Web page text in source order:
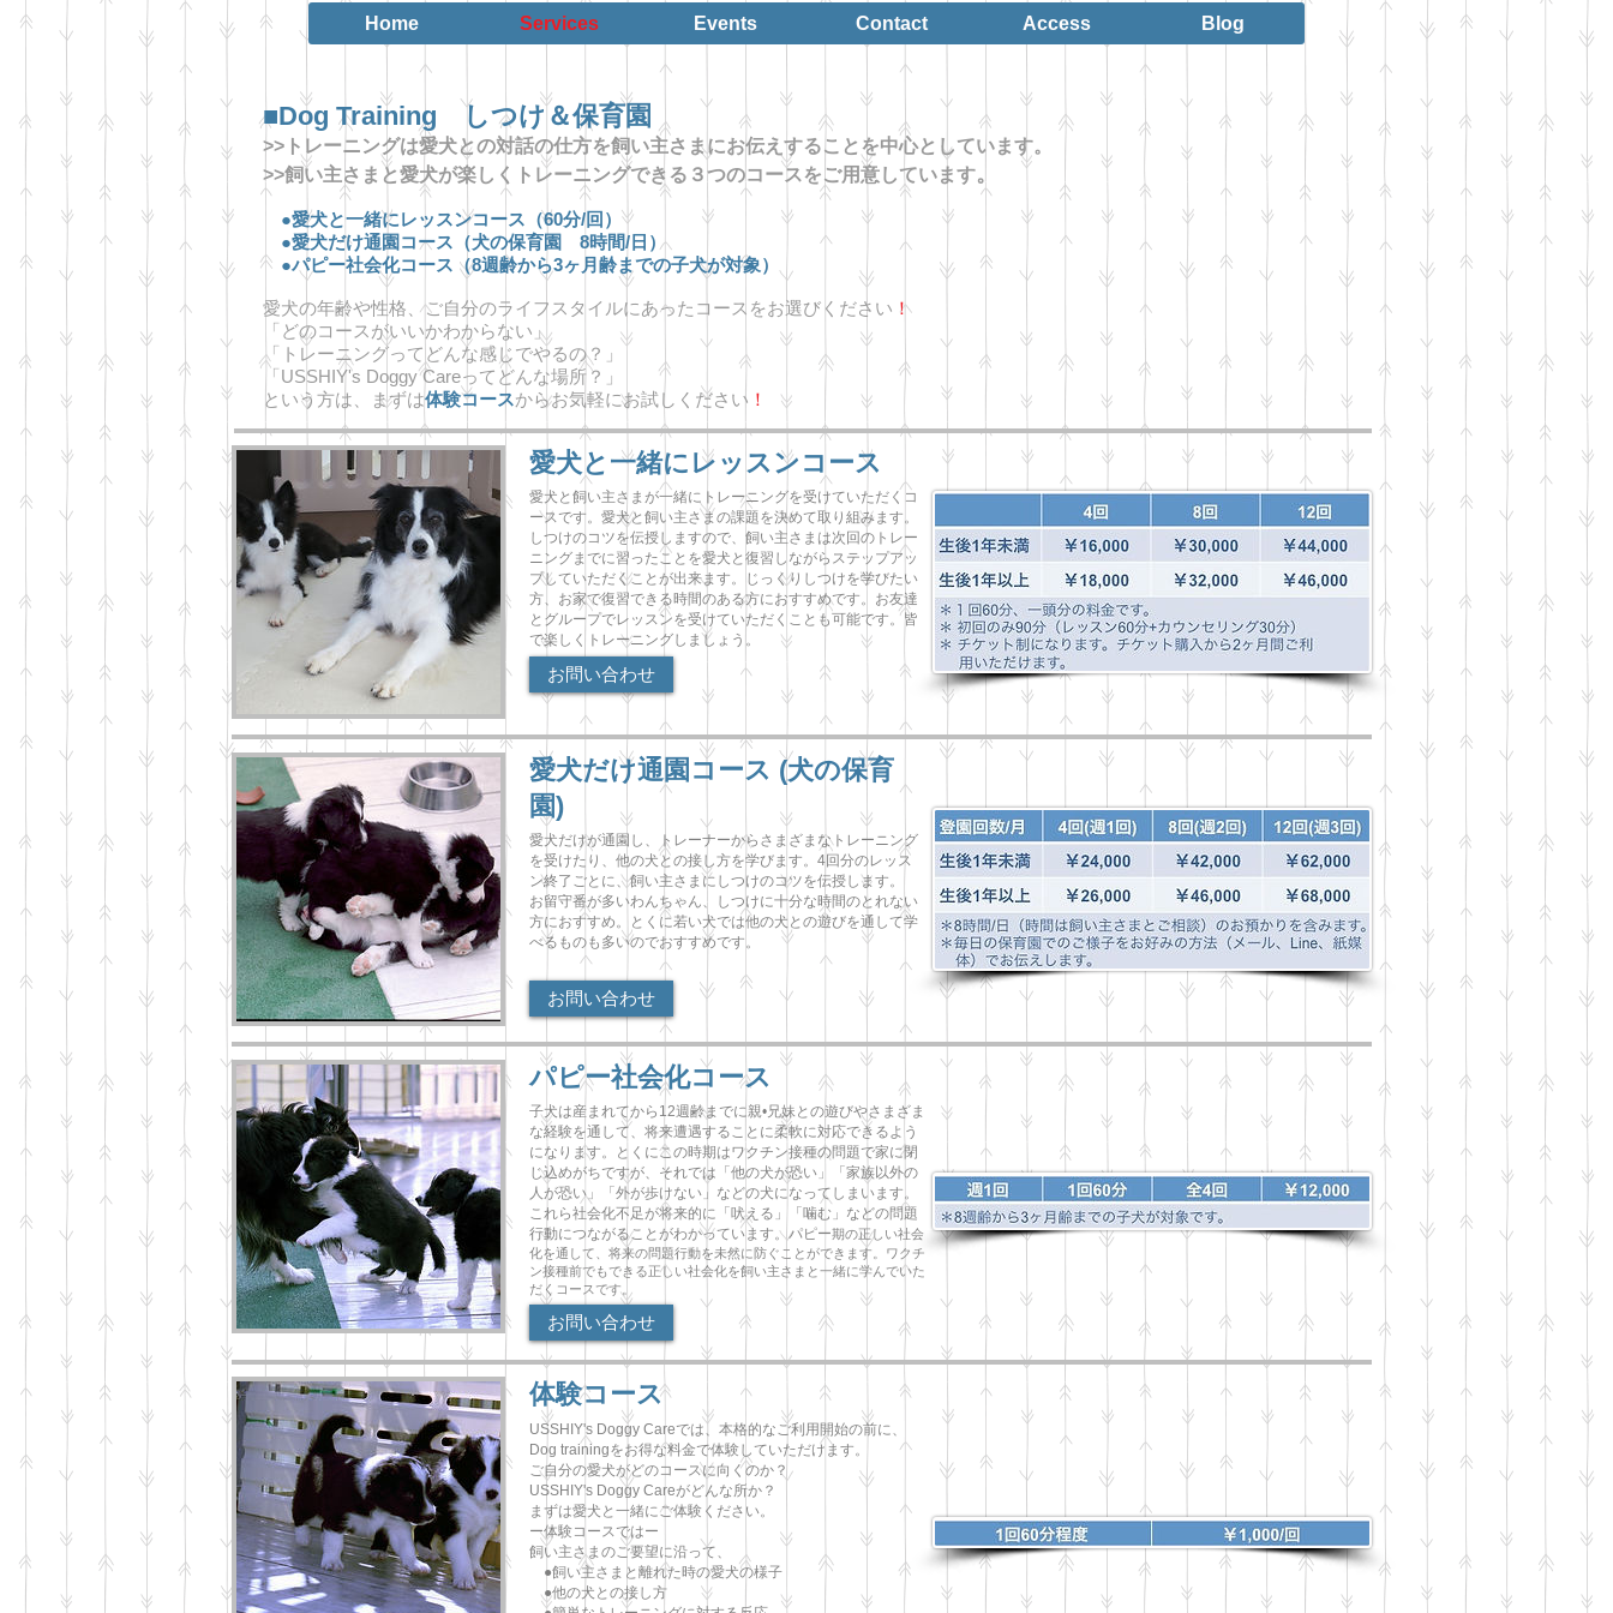
Home Services Events Contact Access Blog
■Dog Training しつけ＆保育園
>>トレーニングは愛犬との対話の仕方を飼い主さまにお伝えすることを中心としています。
>>飼い主さまと愛犬が楽しくトレーニングできる３つのコースをご用意しています。
●愛犬と一緒にレッスンコース（60分/回）
●愛犬だけ通園コース（犬の保育園 8時間/日）
●パピー社会化コース（8週齢から3ヶ月齢までの子犬が対象）
愛犬の年齢や性格、ご自分のライフスタイルにあったコースをお選びください ！
「どのコースがいいかわからない」
「トレーニングってどんな感じでやるの？」
「USSHIY's Doggy Careってどんな場所？」
という方は、まずは体験コースからお気軽にお試しください ！
愛犬と一緒にレッスンコース
愛犬と飼い主さまが一緒にトレーニングを受けていただくコ
ースです。愛犬と飼い主さまの課題を決めて取り組みます。
しつけのコツを伝授しますので、飼い主さまは次回のトレー
ニングまでに習ったことを愛犬と復習しながらステップアッ
プしていただくことが出来ます。じっくりしつけを学びたい
方、お家で復習できる時間のある方におすすめです。お友達
とグループでレッスンを受けていただくことも可能です。皆
で楽しくトレーニングしましょう。
お問い合わせ
愛犬だけ通園コース (犬の保育
園)
愛犬だけが通園し、トレーナーからさまざまなトレーニング
を受けたり、他の犬との接し方を学びます。4回分のレッス
ン終了ごとに、飼い主さまにしつけのコツを伝授します。
お留守番が多いわんちゃん、しつけに十分な時間のとれない
方におすすめ。とくに若い犬では他の犬との遊びを通して学
べるものも多いのでおすすめです。
お問い合わせ
パピー社会化コース
子犬は産まれてから12週齢までに親•兄妹との遊びやさまざま
な経験を通して、将来遭遇することに柔軟に対応できるよう
になります。とくにこの時期はワクチン接種の問題で家に閉
じ込めがちですが、それでは「他の犬が恐い」「家族以外の
人が恐い」「外が歩けない」などの犬になってしまいます。
これら社会化不足が将来的に「吠える」「噛む」などの問題
行動につながることがわかっています。パピー期の正しい社会
化を通して、将来の問題行動を未然に防ぐことができます。ワクチ
ン接種前でもできる正しい社会化を飼い主さまと一緒に学んでいた
だくコースです。
お問い合わせ
体験コース
USSHIY's Doggy Careでは、本格的なご利用開始の前に、
Dog trainingをお得な料金で体験していただけます。
ご自分の愛犬がどのコースに向くのか？
USSHIY's Doggy Careがどんな所か？
まずは愛犬と一緒にご体験ください。
ー体験コースではー
飼い主さまのご要望に沿って、
●飼い主さまと離れた時の愛犬の様子
●他の犬との接し方